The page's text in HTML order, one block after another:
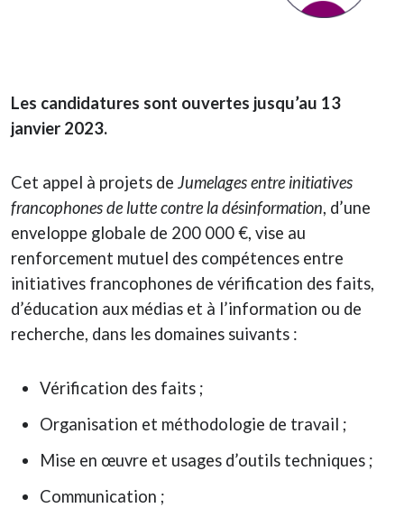
Les candidatures sont ouvertes jusqu’au 13
janvier 2023.
Cet appel à projets de Jumelages entre initiatives
francophones de lutte contre la désinformation, d’une
enveloppe globale de 200 000 €, vise au
renforcement mutuel des compétences entre
initiatives francophones de vérification des faits,
d’éducation aux médias et à l’information ou de
recherche, dans les domaines suivants :
Vérification des faits ;
Organisation et méthodologie de travail ;
Mise en œuvre et usages d’outils techniques ;
Communication ;